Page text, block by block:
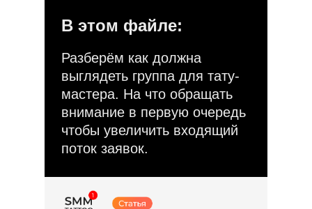
В этом файле:
Разберём как должна
выглядеть группа для тату-
мастера. На что обращать
внимание в первую очередь
чтобы увеличить входящий
поток заявок.